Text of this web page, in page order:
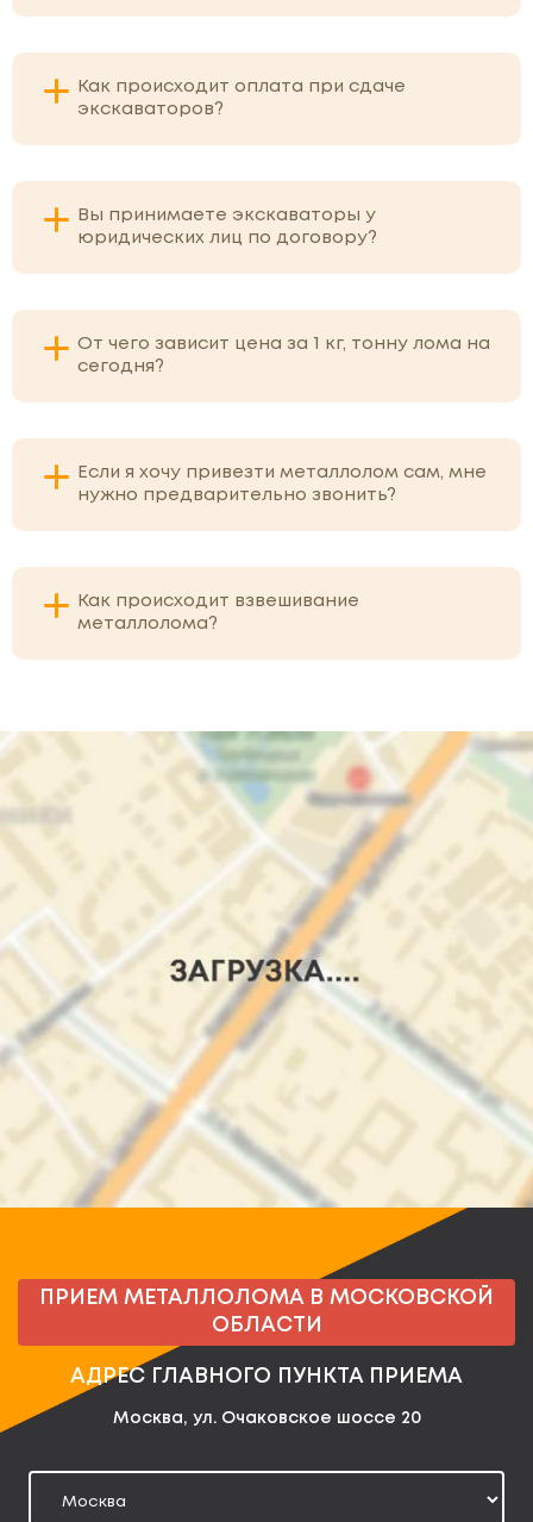
Как происходит оплата при сдаче
экскаваторов?
Вы принимаете экскаваторы у
юридических лиц по договору?
От чего зависит цена за 1 кг, тонну лома на
сегодня?
Если я хочу привезти металлолом сам, мне
нужно предварительно звонить?
Как происходит взвешивание
металлолома?
ПРИЕМ МЕТАЛЛОЛОМА В МОСКОВСКОЙ
ОБЛАСТИ
АДРЕС ГЛАВНОГО ПУНКТА ПРИЕМА
Москва, ул. Очаковское шоссе 20